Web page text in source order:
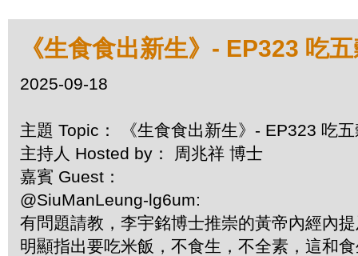
《生食食出新生》- EP323 吃
2025-09-18
主題 Topic： 《生食食出新生》- EP323 吃
主持人 Hosted by： 周兆祥 博士
嘉賓 Guest：
@SiuManLeung-lg6um:
有問題請教，李宇銘博士推崇的黃帝內經內
明顯指出要吃米飯，不食生，不全素，這和